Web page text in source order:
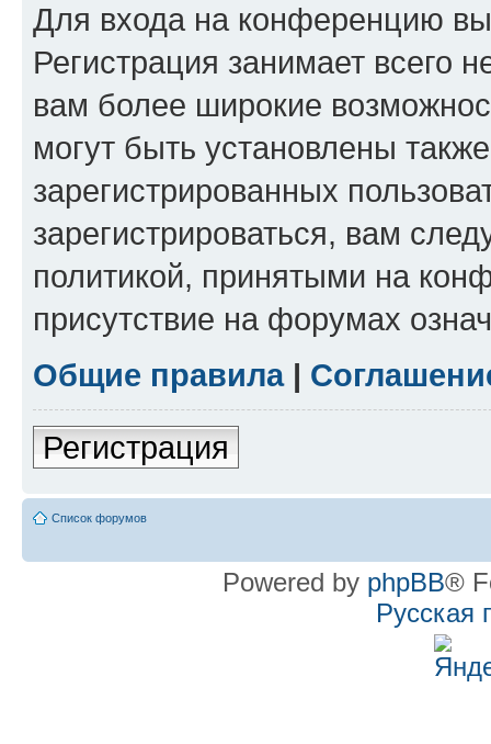
Для входа на конференцию
Регистрация занимает всего
вам более широкие
могут быть установлены
зарегистрированных
зарегистрироваться, вам
политикой, принятыми на
присутствие на форумах
Общие правила|
Регистрация
Список форумов
Powered by phpBB®
Русская